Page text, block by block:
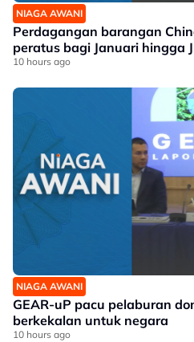
NIAGA AWANI
Perdagangan barangan
peratus bagi Januari hingga
10 hours ago
NIAGA AWANI
GEAR-uP pacu pelaburan
berkekalan untuk negara
10 hours ago